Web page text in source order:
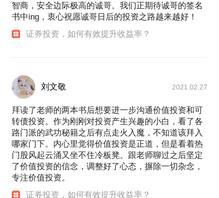
智商，安全边际极高的诚哥。我们正期待诚哥的签名
书中ing，衷心祝愿诚哥日后的投资之路越来越好！
证券投资，如何有效提升收益率？
刘文敬 2021.02.27
拜读了老师的两本书后想要进一步沟通价值投资和可
转债投资。作为刚刚对投资产生兴趣的小白，看了各
路门派的武功秘籍之后有点走火入魔，不知道该拜入
哪家门下。内心里觉得价值投资是正道，但是看着热
门股风起云涌又坐不住冷板凳。跟老师聊过之后坚定
了价值投资的信念，调整好了心态，摒除一切杂念，
专注价值投资。
证券投资，如何有效提升收益率？